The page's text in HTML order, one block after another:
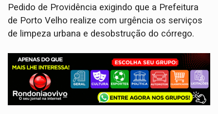
Pedido de Providência exigindo que a Prefeitura
de Porto Velho realize com urgência os serviços
de limpeza urbana e desobstrução do córrego.